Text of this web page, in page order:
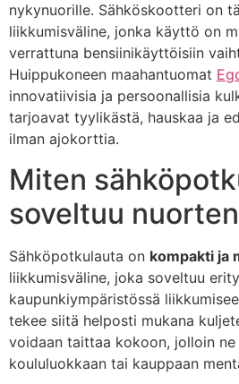
nykynuorille. Sähköskootteri on
liikkumisväline, jonka käyttö on
verrattuna bensiinikäyttöisiin
Huippukoneen maahantuomat
innovatiivisia ja persoonallisia
tarjoavat tyylikästä, hauskaa ja
ilman ajokorttia.
Miten
soveltuu
Sähköpotkulauta on kompakti ja
liikkumisväline, joka soveltuu
kaupunkiympäristössä
tekee siitä helposti mukana
voidaan taittaa kokoon, jolloin
koululuokkaan tai kauppaan